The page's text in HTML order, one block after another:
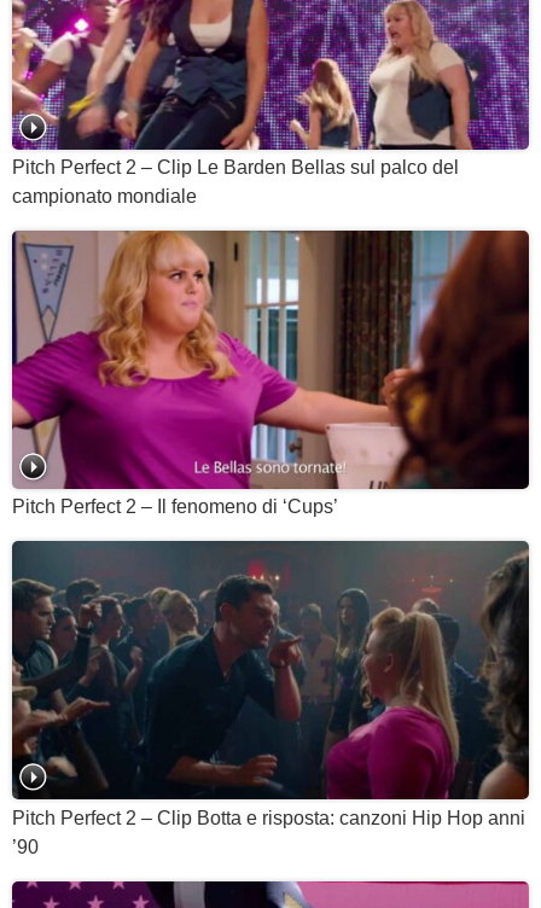
Pitch Perfect 2 – Clip Le Barden Bellas sul palco del
campionato mondiale
Pitch Perfect 2 – Il fenomeno di ‘Cups’
Pitch Perfect 2 – Clip Botta e risposta: canzoni Hip Hop anni
’90